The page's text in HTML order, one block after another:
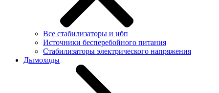
Все стабилизаторы и ибп
Источники бесперебойного питания
Стабилизаторы электрического напряжения
Дымоходы